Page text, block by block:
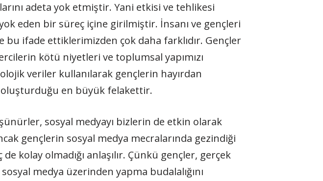
adeta yok etmiştir. Yani etkisi ve tehlikesi
eden bir süreç içine girilmiştir. İnsanı ve gençleri
ifade ettiklerimizden çok daha farklıdır. Gençler
kötü niyetleri ve toplumsal yapımızı
veriler kullanılarak gençlerin hayırdan
oluşturduğu en büyük felakettir.
sosyal medyayı bizlerin de etkin olarak
gençlerin sosyal medya mecralarında gezindiği
kolay olmadığı anlaşılır. Çünkü gençler, gerçek
medya üzerinden yapma budalalığını